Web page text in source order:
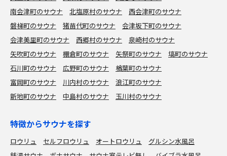
南会津町のサウナ
北塩原村のサウナ
西会津町のサウナ
磐梯町のサウナ
猪苗代町のサウナ
会津坂下町のサウナ
会津美里町のサウナ
西郷村のサウナ
泉崎村のサウナ
矢吹町のサウナ
棚倉町のサウナ 矢祭町のサウナ
塙町のサウナ
石川町のサウナ
広野町のサウナ
楢葉町のサウナ
富岡町のサウナ
川内村のサウナ
浪江町のサウナ
新地町のサウナ
中島村のサウナ 玉川村のサウナ
特徴からサウナを探す
ロウリュ セルフロウリュ オートロウリュ
グルシン水風呂